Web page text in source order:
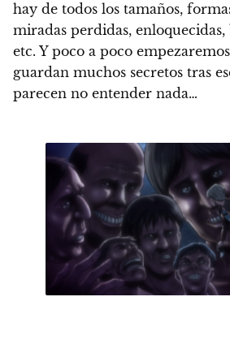
hay de todos los tamaños,
miradas perdidas, enloquecidas,
etc. Y poco a poco
guardan muchos secretos tras
parecen no entender nada…